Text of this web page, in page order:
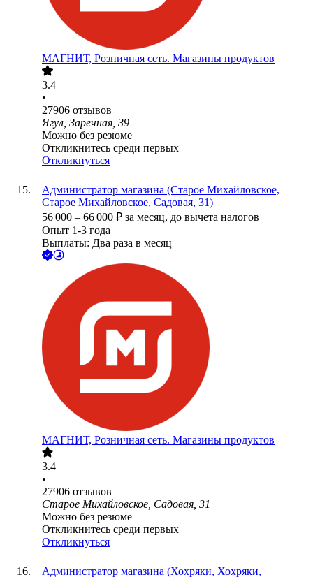
МАГНИТ, Розничная сеть. Магазины продуктов
3.4
•
27906 отзывов
Ягул, Заречная, 39
Можно без резюме
Откликнитесь среди первых
Откликнуться
Администратор магазина (Старое Михайловское,
Старое Михайловское, Садовая, 31)
56 000 – 66 000 ₽ за месяц, до вычета налогов
Опыт 1-3 года
Выплаты: Два раза в месяц
МАГНИТ, Розничная сеть. Магазины продуктов
3.4
•
27906 отзывов
Старое Михайловское, Садовая, 31
Можно без резюме
Откликнитесь среди первых
Откликнуться
Администратор магазина (Хохряки, Хохряки,